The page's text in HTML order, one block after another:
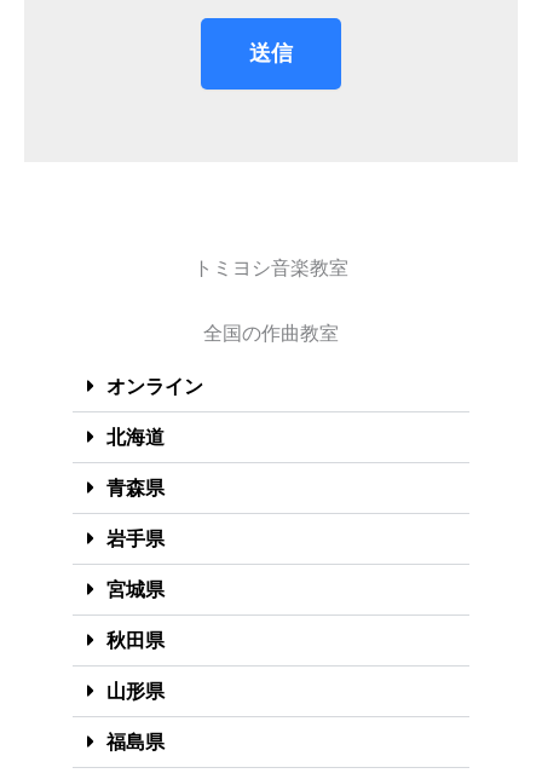
送信
トミヨシ音楽教室
全国の作曲教室
オンライン
北海道
青森県
岩手県
宮城県
秋田県
山形県
福島県